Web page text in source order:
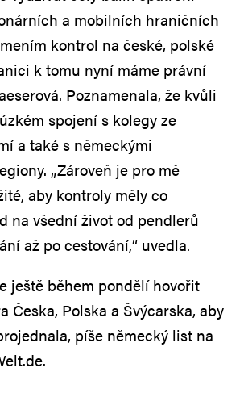
a mobilních hraničních
kontrol na české, polské
k tomu nyní máme právní
Poznamenala, že kvůli
spojení s kolegy ze
a také s německými
„Zároveň je pro mě
aby kontroly měly co
na všední život od pendlerů
až po cestování,“ uvedla.
ještě během pondělí hovořit
Česka, Polska a Švýcarska, aby
píše německý list na